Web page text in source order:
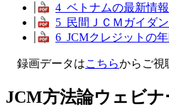
4_ベトナムの最新情報
5_民間ＪＣＭガイダン
6_JCMクレジットの
録画データはこちらからご視
JCM方法論ウェビナ